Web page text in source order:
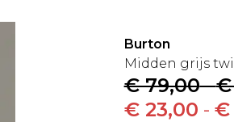
Burton
Midden grijs
€ 79,00-€
€ 23,00 - €